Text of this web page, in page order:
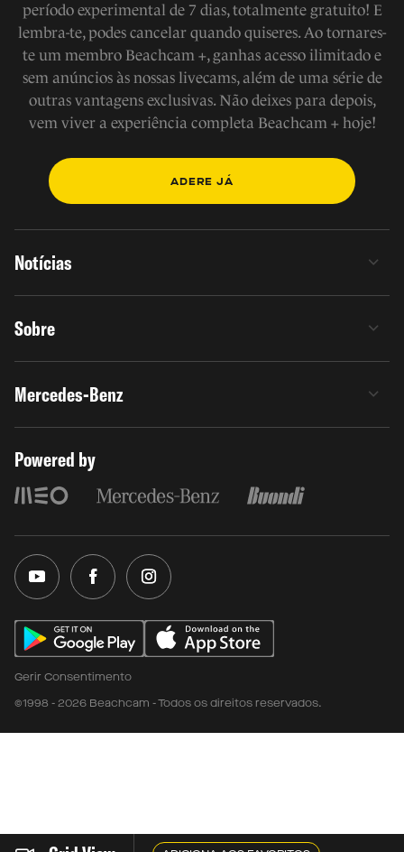
período experimental de 7 dias, totalmente gratuito! E
lembra-te, podes cancelar quando quiseres. Ao tornares-
te um membro Beachcam +, ganhas acesso ilimitado e
sem anúncios às nossas livecams, além de uma série de
outras vantagens exclusivas. Não deixes para depois,
vem viver a experiência completa Beachcam + hoje!
ADERE JÁ
Notícias
Sobre
Mercedes-Benz
Powered by
Gerir Consentimento
©1998 - 2026 Beachcam - Todos os direitos reservados.